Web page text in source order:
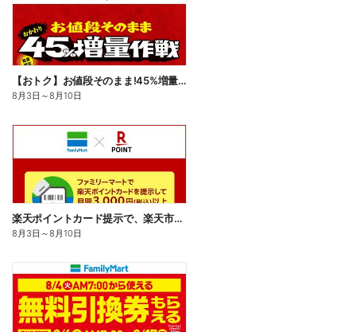
【おトク】お値段そのまま!45%増量作戦!
8月3日 ～8月10日
楽天ポイントカード提示で、楽天市場でのお買い物がおトクに!
8月3日 ～8月10日